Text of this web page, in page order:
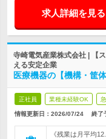
求人詳細を見る
寺崎電気産業株式会社 | 【
える安定企業
医療機器の【機構・筐
正社員 業種未経験OK
情報更新日：2026/07/24 終了
《残業は月平均